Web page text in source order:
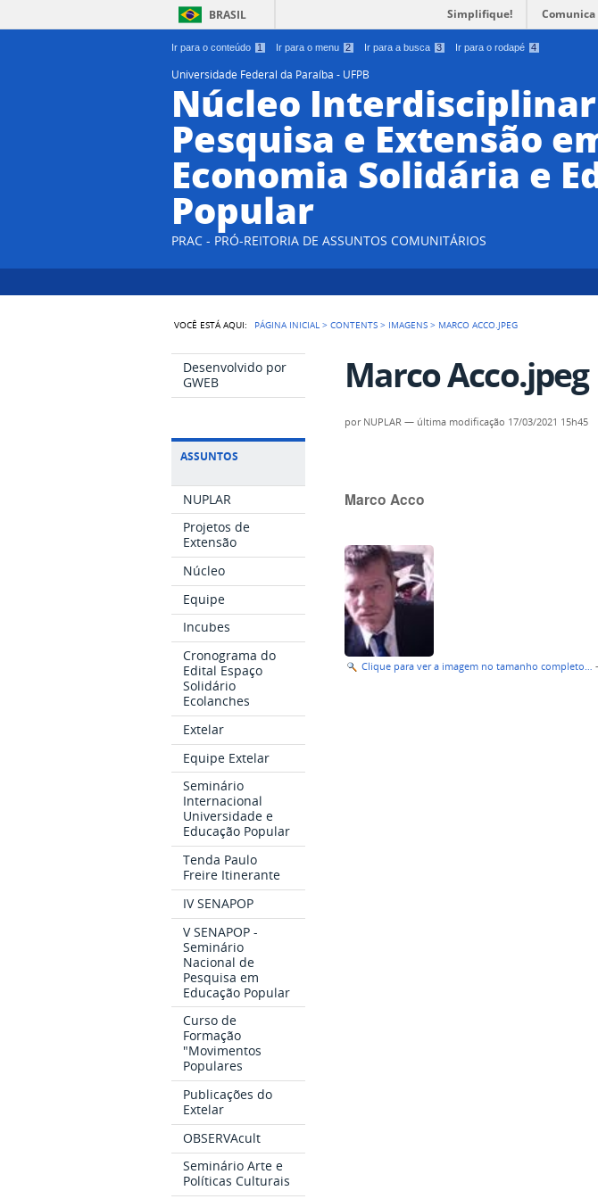
Ir para o conteúdo 1 Ir para o menu 2 Ir para a busca 3 Ir para o rodapé 4
BRASIL Simplifique! Comunica
Universidade Federal da Paraíba - UFPB
Núcleo
Pesquisa e Extensão
Economia Solidária e
Popular
PRAC - PRÓ-REITORIA DE ASSUNTOS COMUNITÁRIOS
VOCÊ ESTÁ AQUI: PÁGINA INICIAL >CONTENTS > IMAGENS > MARCO ACCO.JPEG
Desenvolvido por
GWEB
ASSUNTOS
NUPLAR
Projetos de
Extensão
Núcleo
Equipe
Incubes
Cronograma do
Edital Espaço
Solidário
Ecolanches
Extelar
Equipe Extelar
Seminário
Internacional
Universidade e
Educação Popular
Tenda Paulo
Freire Itinerante
IV SENAPOP
V SENAPOP -
Seminário
Nacional de
Pesquisa em
Educação Popular
Curso de
Formação
"Movimentos
Populares
Publicações do
Extelar
OBSERVAcult
Seminário Arte e
Políticas Culturais
Marco Acco.jpeg
por NUPLAR — última modificação 17/03/2021 15h45
Marco Acco
Clique para ver a imagem no tamanho completo…